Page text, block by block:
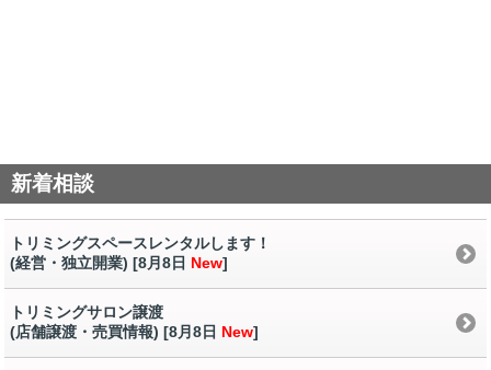
新着相談
トリミングスペースレンタルします！
(経営・独立開業) [8月8日 New]
トリミングサロン譲渡
(店舗譲渡・売買情報) [8月8日 New]